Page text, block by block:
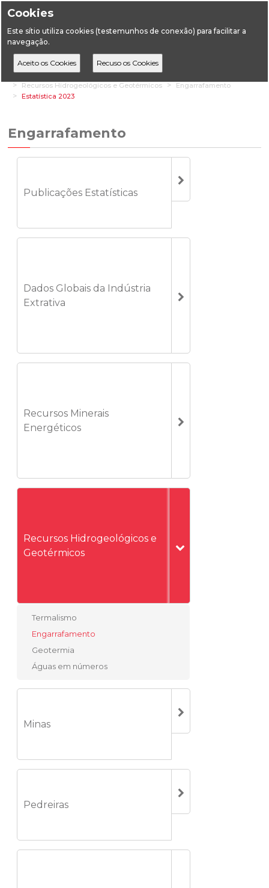
Cookies
Este sítio utiliza cookies (testemunhos de conexão) para facilitar a
navegação.
HomeEstatística
Geologia
Recursos Hidrogeológicos e Geotérmicos
Engarrafamento
Estatística 2023
Engarrafamento
Publicações Estatísticas
Dados Globais da Indústria
Extrativa
Recursos Minerais
Energéticos
Recursos Hidrogeológicos e
Geotérmicos
Termalismo
Engarrafamento
Geotermia
Águas em números
Minas
Pedreiras